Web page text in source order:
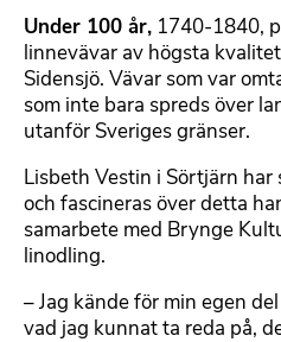
Under 100 år, 1740-1840,
linnevävar av högsta
Sidensjö. Vävar som var
som inte bara spreds över
utanför Sveriges gränser.
Lisbeth Vestin i Sörtjärn
och fascineras över detta
samarbete med Brynge
linodling.
– Jag kände för min egen
vad jag kunnat ta reda på,